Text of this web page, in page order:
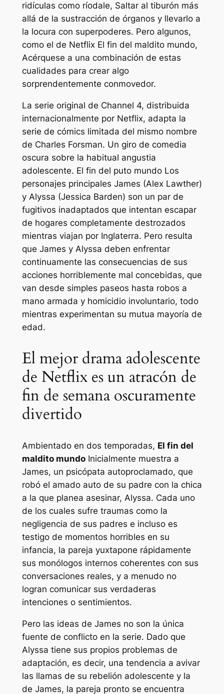
ridículas como ríodale, Saltar al tiburón más
allá de la sustracción de órganos y llevarlo a
la locura con superpoderes. Pero algunos,
como el de Netflix El fin del maldito mundo,
Acérquese a una combinación de estas
cualidades para crear algo
sorprendentemente conmovedor.
La serie original de Channel 4, distribuida
internacionalmente por Netflix, adapta la
serie de cómics limitada del mismo nombre
de Charles Forsman. Un giro de comedia
oscura sobre la habitual angustia
adolescente. El fin del puto mundoLos
personajes principales James (Alex Lawther)
y Alyssa (Jessica Barden) son un par de
fugitivos inadaptados que intentan escapar
de hogares completamente destrozados
mientras viajan por Inglaterra. Pero resulta
que James y Alyssa deben enfrentar
continuamente las consecuencias de sus
acciones horriblemente mal concebidas, que
van desde simples paseos hasta robos a
mano armada y homicidio involuntario, todo
mientras experimentan su mutua mayoría de
edad.
El mejor drama adolescente
de Netflix es un atracón de
fin de semana oscuramente
divertido
Ambientado en dos temporadas, El fin del
maldito mundoInicialmente muestra a
James, un psicópata autoproclamado, que
robó el amado auto de su padre con la chica
a la que planea asesinar, Alyssa. Cada uno
de los cuales sufre traumas como la
negligencia de sus padres e incluso es
testigo de momentos horribles en su
infancia, la pareja yuxtapone rápidamente
sus monólogos internos coherentes con sus
conversaciones reales, y a menudo no
logran comunicar sus verdaderas
intenciones o sentimientos.
Pero las ideas de James no son la única
fuente de conflicto en la serie. Dado que
Alyssa tiene sus propios problemas de
adaptación, es decir, una tendencia a avivar
las llamas de su rebelión adolescente y la
de James, la pareja pronto se encuentra